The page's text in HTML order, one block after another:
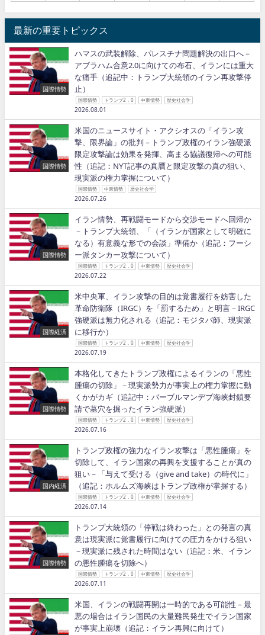
最新の重要トピックス
国際情勢
ハマスの武装解除、パレスチナ問題解決の出口へ－
アブラハム合意2.0に向けての布石、イランには重大
な痛手（追記中：トランプ大統領のイラン再攻撃停
止）
国際情勢 トランプ2．0 中東情勢 歴史社会学
2026.08.01
国際情勢
米国のニュースサイト・アクシオスの「イラン攻
撃、限界論」の批判－トランプ政権のイラン強硬派
限定攻撃論は効果を発揮、高まる協議復帰への可能
性（追記：NYT記事の真贋と限定攻撃の真の狙い、
現実派の権力掌握について）
国際情勢 中東情勢 歴史社会学
2026.07.26
国際情勢
イラン情勢、再戦闘モードから交渉モードへ回帰か
－トランプ大統領、「（イランが国家として明確に
なる）有意義な形での会談」準備か（追記：フーシ
ー派タンカー攻撃について）
国際情勢 トランプ2．0 中東情勢 歴史社会学
2026.07.22
国際経済
米中央軍、イラン攻撃の目的は覚書履行を妨害した
革命防衛隊（IRGC）を「罰するため」と明言－IRGC
強硬派は無力化される（追記：モジタバ師、現実派
に移行か）
国際情勢 トランプ2．0 中東情勢 歴史社会学
2026.07.19
国際情勢
本格化してきたトランプ政権によるイランの「悪性
腫瘍の切除」－現実派勢力が事実上の権力掌握に動
くかがカギ（追記中：バーブルマンデブ海峡封鎖要
請で墓穴を掘ったイラン強硬派）
国際情勢 トランプ2．0 中東情勢 歴史社会学
2026.07.16
国内経済
トランプ政権の強力なイラン攻撃は「悪性腫瘍」を
切除して、イラン国家の再興を支援することが真の
狙い－「与えて受ける（give and take）の時代に」
（追記：ホルムズ海峡はトランプ政権が掌握する）
国際情勢 トランプ2．0 中東情勢 歴史社会学
2026.07.14
国際情勢
トランプ大統領の「停戦は終わった」との発言の真
意は現実派に覚書履行に向けての圧力をかける狙い
－現実派に残された時間はない（追記：米、イラン
の悪性腫瘍を切除へ）
国際情勢 トランプ2．0 中東情勢 歴史社会学
2026.07.11
米国、イランの戦闘再開は一時的である可能性－最
悪の場合はイラン国民の大量難民発生でイラン国家
が事実上崩壊（追記：イラン再興に向けて）